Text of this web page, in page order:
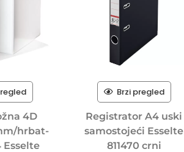
4D
hrbat-
Esselte
Brzi pregled
Registrator A4 uski
samostojeći Esselte
811470 crni